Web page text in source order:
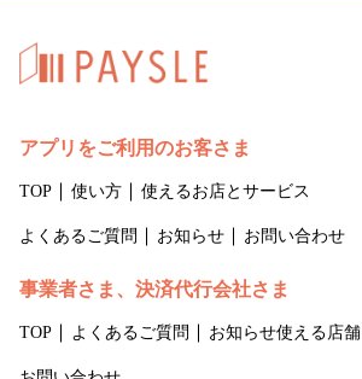
アプリをご利用のお客さま
TOP 使い方 使えるお店とサービス
よくあるご質問 お知らせ お問い合わせ
事業者さま、決済代行会社さま
TOP よくあるご質問 お知らせ使える店舗